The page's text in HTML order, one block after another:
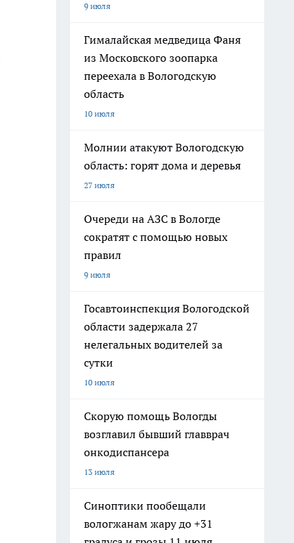
9 июля
Гималайская медведица Фаня
из Московского зоопарка
переехала в Вологодскую
область
10 июля
Молнии атакуют Вологодскую
область: горят дома и деревья
27 июля
Очереди на АЗС в Вологде
сократят с помощью новых
правил
9 июля
Госавтоинспекция Вологодской
области задержала 27
нелегальных водителей за
сутки
10 июля
Скорую помощь Вологды
возглавил бывший главврач
онкодиспансера
13 июля
Синоптики пообещали
вологжанам жару до +31